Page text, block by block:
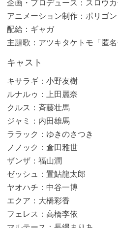
企画・プロデュース：スロウ
アニメーション制作：ポリゴ
配給：ギャガ
主題歌：アツキタケトモ「匿
キャスト
キサラギ：小野友樹
ルナルゥ：上田麗奈
クルス：斉藤壮馬
ジャミ：内田雄馬
ララック：ゆきのさつき
ノノック：倉田雅世
ザンザ：福山潤
ゼッシュ：置鮎龍太郎
ヤオハチ：中谷一博
エクア：大橋彩香
フェレス：高橋李依